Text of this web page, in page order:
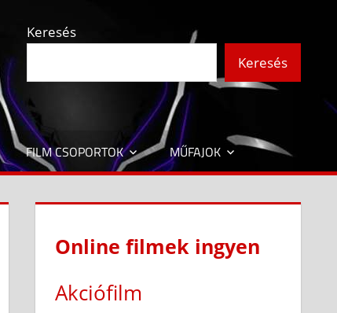
Keresés
Keresés
FILM CSOPORTOK MŰFAJOK
Online filmek ingyen
Akciófilm